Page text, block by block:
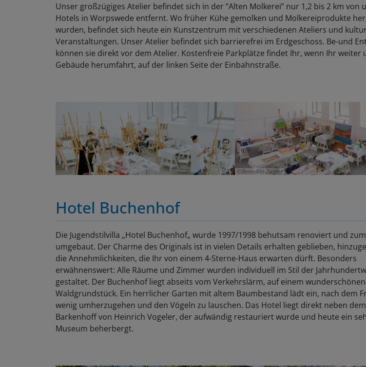
Unser großzügiges Atelier befindet sich in der “Alten Molkerei” nur 1,2 bis 2 km von
Hotels in Worpswede entfernt. Wo früher Kühe gemolken und Molkereiprodukte
wurden, befindet sich heute ein Kunstzentrum mit verschiedenen Ateliers und
Veranstaltungen. Unser Atelier befindet sich barrierefrei im Erdgeschoss. Be-und
können sie direkt vor dem Atelier. Kostenfreie Parkplätze findet Ihr, wenn Ihr weiter
Gebäude herumfahrt, auf der linken Seite der Einbahnstraße.
Benedikt Ziegler
Hotel Buchenhof
Die Jugendstilvilla „Hotel Buchenhof„ wurde 1997/1998 behutsam renoviert und
umgebaut. Der Charme des Originals ist in vielen Details erhalten geblieben,
die Annehmlichkeiten, die Ihr von einem 4-Sterne-Haus erwarten dürft. Besonders
erwähnenswert: Alle Räume und Zimmer wurden individuell im Stil der
gestaltet. Der Buchenhof liegt abseits vom Verkehrslärm, auf einem wunderschönen
Waldgrundstück. Ein herrlicher Garten mit altem Baumbestand lädt ein, nach dem
wenig umherzugehen und den Vögeln zu lauschen. Das Hotel liegt direkt neben
Barkenhoff von Heinrich Vogeler, der aufwändig restauriert wurde und heute ein
Museum beherbergt.